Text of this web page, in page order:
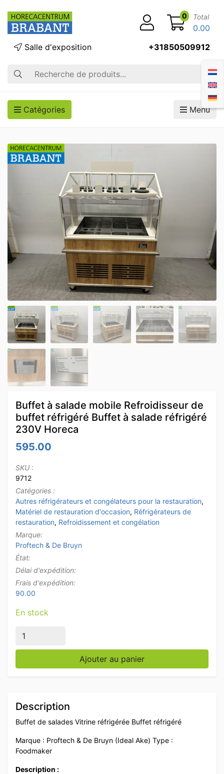
Recherche
Salle d'exposition +31850509912
0 Total
0.00
Catégories Menu
Buffet à salade mobile Refroidisseur de
buffet réfrigéré Buffet à salade réfrigéré
230V Horeca
595.00
SKU :
9712
Catégories :
Autres réfrigérateurs et congélateurs pour la restauration,
Matériel de restauration d'occasion, Réfrigérateurs de
restauration, Refroidissement et congélation
Marque:
Proftech & De Bruyn
État:
Délai d'expédition:
Frais d'expédition:
90.00
En stock
quantité de Buffet à salade mobile Refroidisseur de
Ajouter au panier
Description
Buffet de salades Vitrine réfrigérée Buffet réfrigéré
Marque : Proftech & De Bruyn (Ideal Ake) Type :
Foodmaker
Description :